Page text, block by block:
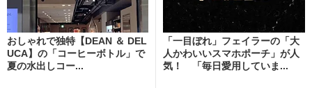
おしゃれで独特【DEAN ＆ DEL
UCA】の「コーヒーボトル」で
夏の水出しコー...
「一目ぼれ」フェイラーの「大
人かわいいスマホポーチ」が人
気！ 「毎日愛用していま...